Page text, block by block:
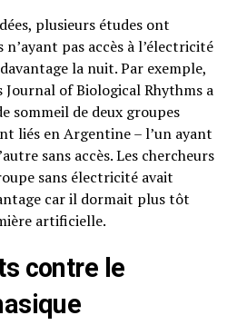
plusieurs études ont
pas accès à l’électricité
la nuit. Par exemple,
Journal of Biological Rhythms a
sommeil de deux groupes
liés en Argentine – l’un ayant
sans accès. Les chercheurs
sans électricité avait
car il dormait plus tôt
artificielle.
contre le